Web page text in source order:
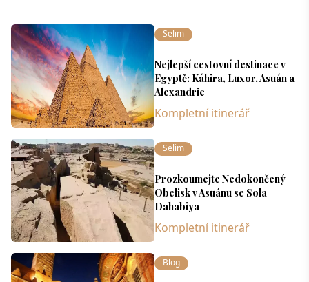
Selim
Nejlepší cestovní destinace v
Egyptě: Káhira, Luxor, Asuán a
Alexandrie
Kompletní itinerář
Selim
Prozkoumejte Nedokončený
Obelisk v Asuánu se Sola
Dahabiya
Kompletní itinerář
Blog